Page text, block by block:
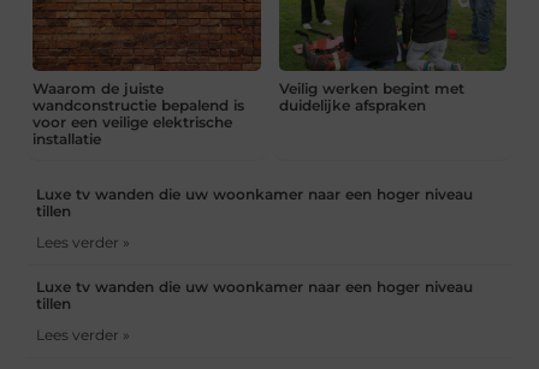
Waarom de juiste
wandconstructie bepalend is
voor een veilige elektrische
installatie
Veilig werken begint met
duidelijke afspraken
Luxe tv wanden die uw woonkamer naar een hoger niveau
tillen
Lees verder »
Luxe tv wanden die uw woonkamer naar een hoger niveau
tillen
Lees verder »